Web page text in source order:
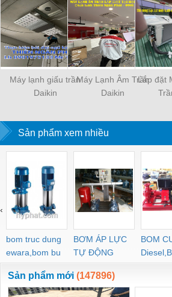
Máy lạnh giấu trần
Daikin
inverter gas R32
Máy Lạnh Âm Trần
Daikin
Gas R410A
Lắp đặt
cho
Sản phẩm xem nhiều
bom truc dung
ewara,bom bu
ewara
BƠM ÁP LỰC
TỰ ĐỘNG
BOM
CHUA
‹
Sản phẩm mới (147896)